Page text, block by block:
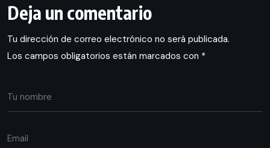
Deja un comentario
Tu dirección de correo electrónico no será publicada.
Los campos obligatorios están marcados con *